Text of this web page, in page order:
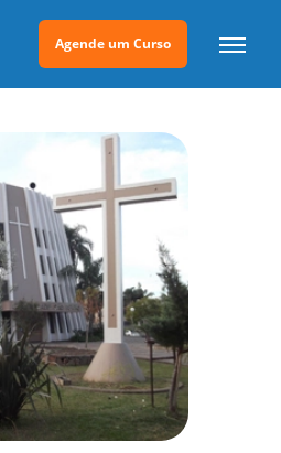
Agende um Curso